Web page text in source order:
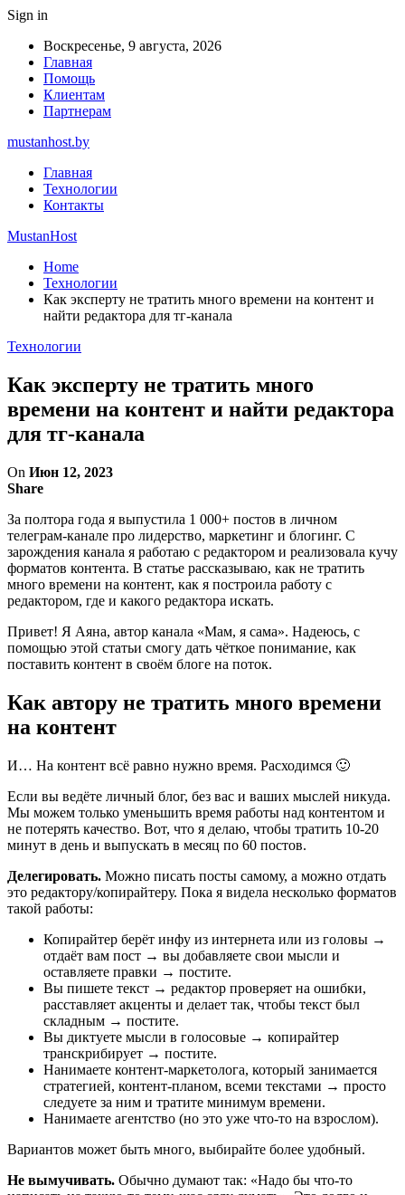
Sign in
Воскресенье, 9 августа, 2026
Главная
Помощь
Клиентам
Партнерам
mustanhost.by
Главная
Технологии
Контакты
MustanHost
Home
Технологии
Как эксперту не тратить много времени на контент и
найти редактора для тг-канала
Технологии
Как эксперту не тратить много
времени на контент и найти редактора
для тг-канала
On Июн 12, 2023
Share
За полтора года я выпустила 1 000+ постов в личном
телеграм-канале про лидерство, маркетинг и блогинг. С
зарождения канала я работаю с редактором и реализовала кучу
форматов контента. В статье рассказываю, как не тратить
много времени на контент, как я построила работу с
редактором, где и какого редактора искать.
Привет! Я Аяна, автор канала «Мам, я сама». Надеюсь, с
помощью этой статьи смогу дать чёткое понимание, как
поставить контент в своём блоге на поток.
Как автору не тратить много времени
на контент
И… На контент всё равно нужно время. Расходимся 🙂
Если вы ведёте личный блог, без вас и ваших мыслей никуда.
Мы можем только уменьшить время работы над контентом и
не потерять качество. Вот, что я делаю, чтобы тратить 10-20
минут в день и выпускать в месяц по 60 постов.
Делегировать. Можно писать посты самому, а можно отдать
это редактору/копирайтеру. Пока я видела несколько форматов
такой работы:
Копирайтер берёт инфу из интернета или из головы →
отдаёт вам пост → вы добавляете свои мысли и
оставляете правки → постите.
Вы пишете текст → редактор проверяет на ошибки,
расставляет акценты и делает так, чтобы текст был
складным → постите.
Вы диктуете мысли в голосовые → копирайтер
транскрибирует → постите.
Нанимаете контент-маркетолога, который занимается
стратегией, контент-планом, всеми текстами → просто
следуете за ним и тратите минимум времени.
Нанимаете агентство (но это уже что-то на взрослом).
Вариантов может быть много, выбирайте более удобный.
Не вымучивать. Обычно думают так: «Надо бы что-то